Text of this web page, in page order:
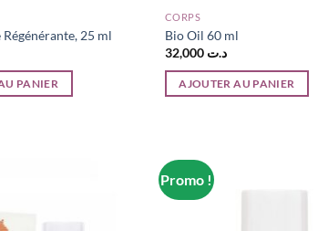
25 ml
PANIER
CORPS
Bio Oil 60 ml
د.ت 32,000
AJOUTER AU PANIER
Promo !